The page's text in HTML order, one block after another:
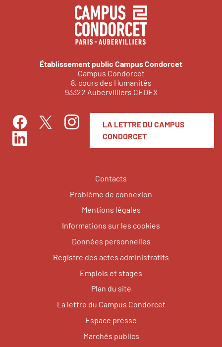
Établissement public Campus Condorcet
Campus Condorcet
8, cours des Humanités
93322 Aubervilliers CEDEX
FacebookTwitterInstagram
LinkedIn
LA LETTRE DU CAMPUS
CONDORCET
Contacts
Problème de connexion
Mentions légales
Informations sur les cookies
Données personnelles
Registre des actes administratifs
Emplois et stages
Plan du site
La lettre du Campus Condorcet
Espace presse
Marchés publics